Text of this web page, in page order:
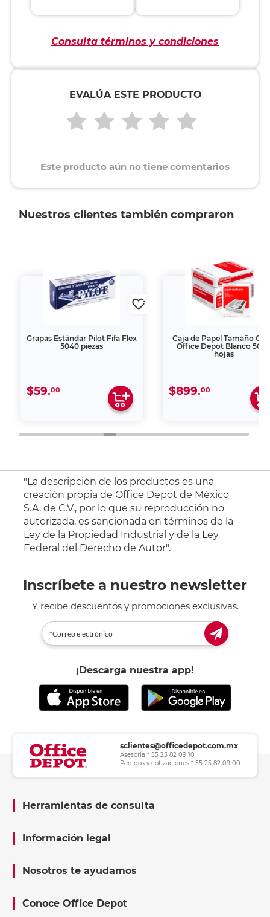
Consulta términos y condiciones
EVALÚA ESTE PRODUCTO
Este producto aún no tiene comentarios
Nuestros clientes también compraron
Grapas Estándar Pilot Fifa Flex
5040 piezas
$59.00
Caja de Papel Tamaño
Office Depot Blanco
hojas
$899.00
"La descripción de los productos es una
creación propia de Office Depot de México
S.A. de C.V., por lo que su reproducción no
autorizada, es sancionada en términos de la
Ley de la Propiedad Industrial y de la Ley
Federal del Derecho de Autor".
Inscríbete a nuestro newsletter
Y recibe descuentos y promociones exclusivas.
¡Descarga nuestra app!
sclientes@officedepot.com.mx
Asesoría * 55 25 82 09 10
Pedidos y cotizaciones * 55 25 82 09 00
Herramientas de consulta
Información legal
Nosotros te ayudamos
Conoce Office Depot